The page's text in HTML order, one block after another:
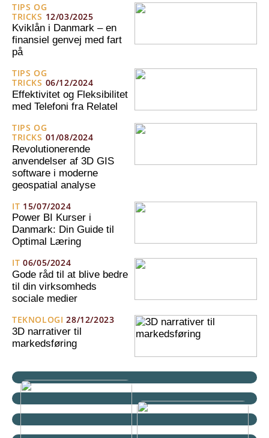
TIPS OG
TRICKS 12/03/2025
Kviklån i Danmark – en
finansiel genvej med fart
på
TIPS OG
TRICKS 06/12/2024
Effektivitet og Fleksibilitet
med Telefoni fra Relatel
TIPS OG
TRICKS 01/08/2024
Revolutionerende
anvendelser af 3D GIS
software i moderne
geospatial analyse
IT 15/07/2024
Power BI Kurser i
Danmark: Din Guide til
Optimal Læring
IT 06/05/2024
Gode råd til at blive bedre
til din virksomheds
sociale medier
TEKNOLOGI 28/12/2023
3D narrativer til
markedsføring